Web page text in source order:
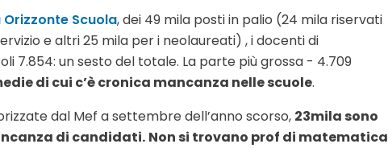
Scuola, dei 49 mila posti in palio (24 mila riservati
e altri 25 mila per i neolaureati) , i docenti di
7.854: un sesto del totale. La parte più grossa - 4.709
di cui c’è cronica mancanza nelle scuole.
dal Mef a settembre dell’anno scorso, 23mila sono
di candidati. Non si trovano prof di matematica